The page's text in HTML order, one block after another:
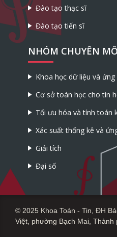
Đào tạo thạc sĩ
Đào tạo tiến sĩ
NHÓM CHUYÊN
Khoa học dữ liệu và
Cơ sở toán học cho tin
Tối ưu hóa và tính toán
Xác suất thống kê và
Giải tích
Đại số
© 2025 Khoa Toán - Tin, ĐH
Việt, phường Bạch Mai, Thành